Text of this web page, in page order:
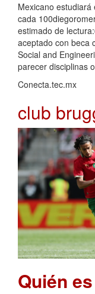
Mexicano
cada
estimado de
aceptado con beca
Social and
parecer disciplinas
Conecta.tec.mx
club
Quién